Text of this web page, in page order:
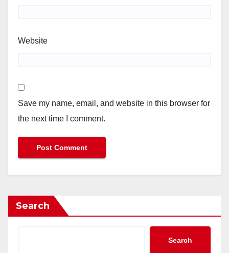
Website
Save my name, email, and website in this browser for
the next time I comment.
Search
Search